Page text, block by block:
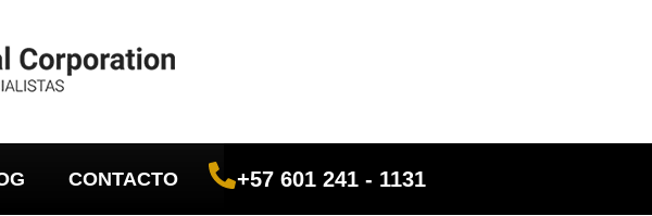
CONTACTO +57 601 241 - 1131